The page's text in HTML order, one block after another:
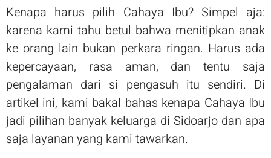
Kenapa harus pilih Cahaya Ibu? Simpel aja:
karena kami tahu betul bahwa menitipkan anak
ke orang lain bukan perkara ringan. Harus ada
kepercayaan, rasa aman, dan tentu saja
pengalaman dari si pengasuh itu sendiri. Di
artikel ini, kami bakal bahas kenapa Cahaya Ibu
jadi pilihan banyak keluarga di Sidoarjo dan apa
saja layanan yang kami tawarkan.